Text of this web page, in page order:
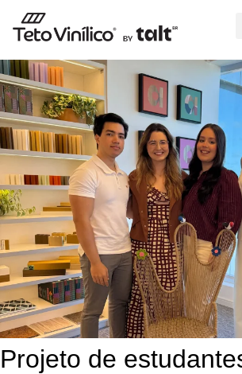
Projeto de